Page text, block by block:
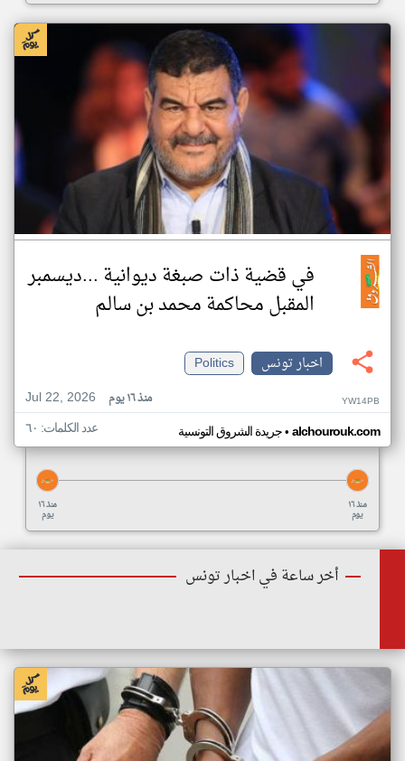
في قضية ذات صبغة ديوانية ...ديسمبر
المقبل محاكمة محمد بن سالـم
اخبار تونس
Politics
Jul 22, 2026
منذ ١٦ يوم YW14PB
جريدة الشروق التونسية• alchourouk.com عدد الكلمات: ٦٠
منذ ١٦
يوم
منذ ١٦
يوم
أخر ساعة في اخبار تونس